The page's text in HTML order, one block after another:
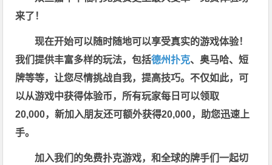
来了！
现在开始可以随时随地可以享受真实的游戏体验！
我们提供丰富多样的玩法，包括德州扑克、奥马哈、短
牌等等，让您尽情挑战自我，提高技巧。不仅如此， 可
以从游戏中获得体验币，所有玩家每日可以领取
20,000，新加入朋友还可额外获得20,000，助您迅速上
手。
加入我们的免费扑克游戏，和全球的牌手们一起切